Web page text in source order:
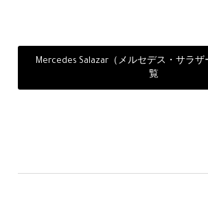
Mercedes Salazar（メルセデス・サラ
覧